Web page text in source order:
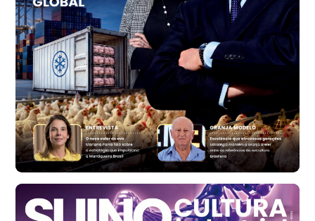
Trigo Atacado - Regional
RS
R$ 1.314,61
t
Ovo Vermelho - Regional
Vermelho
R$ 171,61
cx
Ovo Branco - Regional
Santa Maria do Jetibá (ES)
R$ 140,74
cx